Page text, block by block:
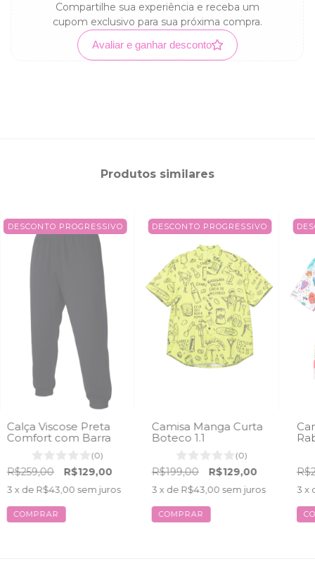
Compartilhe sua experiência e receba um
cupom exclusivo para sua próxima compra.
Avaliar e ganhar desconto
Produtos similares
DESCONTO PROGRESSIVO
Calça Viscose Preta
Comfort com Barra
(0)
R$259,00 R$129,00
3 x de R$43,00 sem juros
COMPRAR
DESCONTO PROGRESSIVO
Camisa Manga Curta
Boteco 1.1
(0)
R$199,00 R$129,00
3 x de R$43,00 sem juros
COMPRAR
3 x